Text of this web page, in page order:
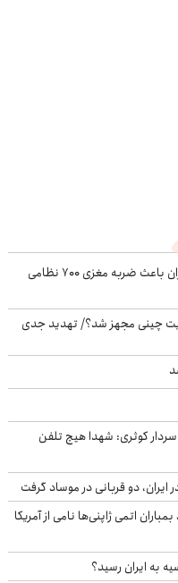
آسوشیتدپرس افشا کرد: حملات سنگین ایران باعث ضربه مغزی ۷۰۰ نظامی
چینی مجهز شد؟/ تهدید جدی
کوثری: شهدا هیچ تلفن
ایران، دو قربانی در موساد گرفت
اتمی ژاپنی‌ها نامی از آمریکا
به ایران رسید؟